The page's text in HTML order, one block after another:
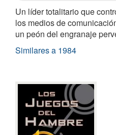
Un líder totalitario que
los medios de
un peón del engranaje
Similares a 1984